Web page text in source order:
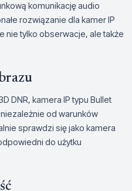
komunikację audio
rozwiązanie dla kamer IP
nie tylko obserwacje, ale także
DNR, kamera IP typu Bullet
od warunków
sprawdzi się jako kamera
do użytku